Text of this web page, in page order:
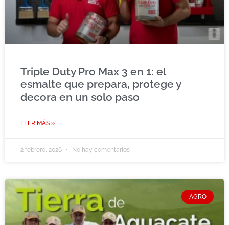
Triple Duty Pro Max 3 en 1: el
esmalte que prepara, protege y
decora en un solo paso
LEER MÁS »
2 febrero, 2026 No hay comentarios
AGRO